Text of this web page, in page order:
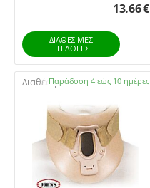
13.66€
ΔΙΑΘΕΣΙΜΕΣ
ΕΠΙΛΟΓΈΣ
Διαθέσιμο:Παράδοση 4 εώς 10 ημέρες